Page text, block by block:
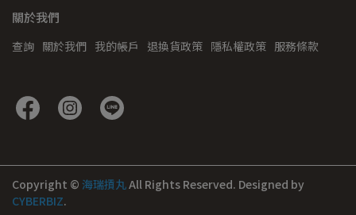
關於我們
查詢 關於我們 我的帳戶 退換貨政策 隱私權政策 服務條款
Copyright © 海瑞摃丸All Rights Reserved. Designed by
CYBERBIZ.